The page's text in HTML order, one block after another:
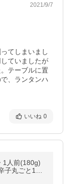
2021/9/7
てしまいまし
ていましたが
テーブルに置
、ランタンハ
いいね 0
1人前(180g)
子丸ごと1本
ンスタント